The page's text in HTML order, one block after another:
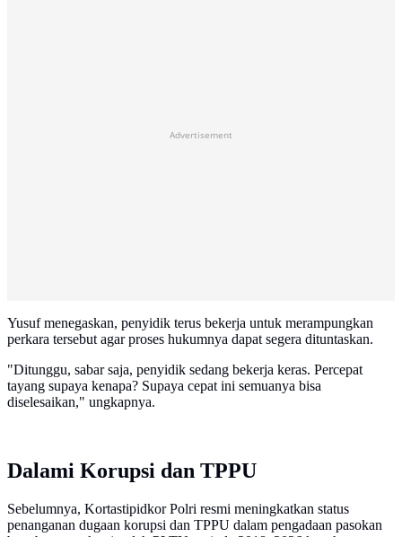
Advertisement
Yusuf menegaskan, penyidik terus bekerja untuk merampungkan
perkara tersebut agar proses hukumnya dapat segera dituntaskan.
"Ditunggu, sabar saja, penyidik sedang bekerja keras. Percepat
tayang supaya kenapa? Supaya cepat ini semuanya bisa
diselesaikan," ungkapnya.
Dalami Korupsi dan TPPU
Sebelumnya, Kortastipidkor Polri resmi meningkatkan status
penanganan dugaan korupsi dan TPPU dalam pengadaan pasokan